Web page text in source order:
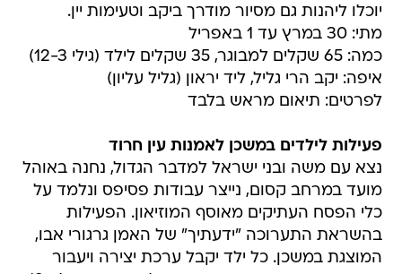
יוכלו ליהנות גם מסיור מודרך ביקב וטעימות יין.
מתי: 30 במרץ עד 1 באפריל
כמה: 65 שקלים למבוגר, 35 שקלים לילד (גילי 12-3)
איפה: יקב הרי גליל, ליד יראון (גליל עליון)
לפרטים: תיאום מראש בלבד
פעילות לילדים במשכן לאמנות עין חרוד
נצא עם משה ובני ישראל למדבר הגדול, נחנה באוהל
מועד במרחב קסום, נייצר עבודות פסיפס ונלמד על
כלי הפסח העתיקים מאוסף המוזיאון. הפעילות
בהשראת התערוכה "ידעתיך" של האמן גרגורי אבו,
המוצגת במשכן. כל ילד יקבל ערכת יצירה ויעבור